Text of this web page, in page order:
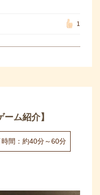
1
ム紹介】
時間：約40分～60分